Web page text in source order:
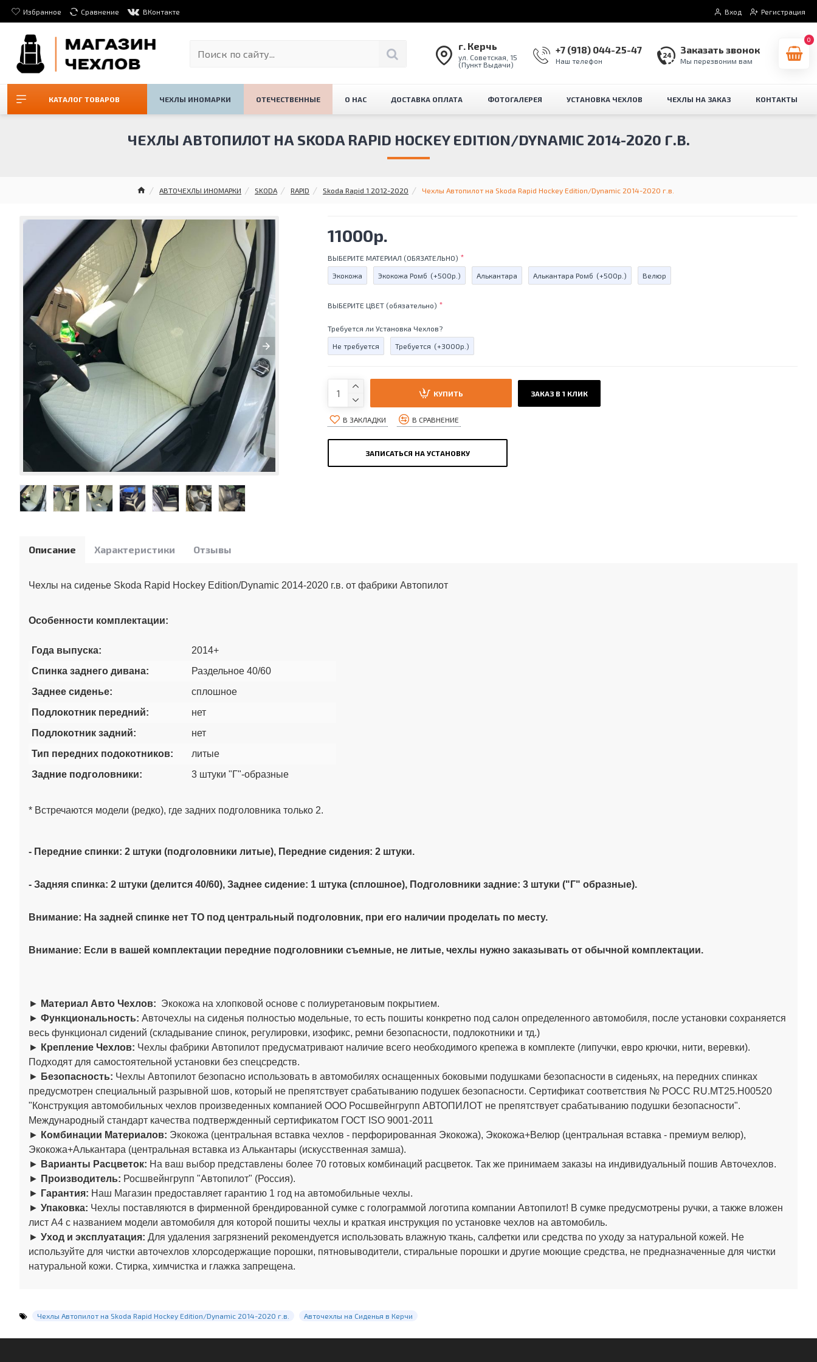
Избранное Сравнение ВКонтакте Вход Регистрация
г. Керчь
ул. Советская, 15
(Пункт Выдачи)
+7 (918) 044-25-47
Наш телефон
Заказать звонок
Мы перезвоним вам
0
КАТАЛОГ ТОВАРОВ ЧЕХЛЫ ИНОМАРКИ ОТЕЧЕСТВЕННЫЕ О НАС ДОСТАВКА ОПЛАТА ФОТОГАЛЕРЕЯ УСТАНОВКА ЧЕХЛОВ ЧЕХЛЫ НА ЗАКАЗ КОНТАКТЫ
АВТОЧЕХЛЫ ИНОМАРКИ SKODA RAPID Skoda Rapid 1 2012-2020 Чехлы Автопилот на Skoda Rapid Hockey Edition/Dynamic 2014-2020 г.в.
ЧЕХЛЫ АВТОПИЛОТ НА SKODA RAPID HOCKEY EDITION/DYNAMIC 2014-2020 Г.В.
11000р.
ВЫБЕРИТЕ МАТЕРИАЛ (ОБЯЗАТЕЛЬНО)
Экокожа Экокожа Ромб (+500р.) Алькантара Алькантара Ромб (+500р.) Велюр
ВЫБЕРИТЕ ЦВЕТ (обязательно)
Требуется ли Установка Чехлов?
Не требуется Требуется (+3000р.)
КУПИТЬ ЗАКАЗ В 1 КЛИК
В ЗАКЛАДКИ В СРАВНЕНИЕ
ЗАПИСАТЬСЯ НА УСТАНОВКУ
Описание Характеристики Отзывы
Чехлы на сиденье Skoda Rapid Hockey Edition/Dynamic 2014-2020 г.в. от фабрики Автопилот
Особенности комплектации:
Года выпуска:
2014+
Спинка заднего дивана:
Раздельное 40/60
Заднее сиденье:
сплошное
Подлокотник передний:
нет
Подлокотник задний:
нет
Тип передних подокотников:
литые
Задние подголовники:
3 штуки "Г"-образные
* Встречаются модели (редко), где задних подголовника только 2.
- Передние спинки: 2 штуки (подголовники литые), Передние сидения: 2 штуки.
- Задняя спинка: 2 штуки (делится 40/60), Заднее сидение: 1 штука (сплошное), Подголовники задние: 3 штуки ("Г" образные).
Внимание: На задней спинке нет ТО под центральный подголовник, при его наличии проделать по месту.
Внимание: Если в вашей комплектации передние подголовники съемные, не литые, чехлы нужно заказывать от обычной комплектации.
► Материал Авто Чехлов: Экокожа на хлопковой основе с полиуретановым покрытием.
► Функциональность: Авточехлы на сиденья полностью модельные, то есть пошиты конкретно под салон определенного автомобиля, после установки сохраняется
весь функционал сидений (складывание спинок, регулировки, изофикс, ремни безопасности, подлокотники и тд.)
► Крепление Чехлов: Чехлы фабрики Автопилот предусматривают наличие всего необходимого крепежа в комплекте (липучки, евро крючки, нити, веревки).
Подходят для самостоятельной установки без спецсредств.
► Безопасность: Чехлы Автопилот безопасно использовать в автомобилях оснащенных боковыми подушками безопасности в сиденьях, на передних спинках
предусмотрен специальный разрывной шов, который не препятствует срабатыванию подушек безопасности. Сертификат соответствия № РОСС RU.МТ25.Н00520
"Конструкция автомобильных чехлов произведенных компанией ООО Росшвейнгрупп АВТОПИЛОТ не препятствует срабатыванию подушки безопасности".
Международный стандарт качества подтвержденный сертификатом ГОСТ ISO 9001-2011
► Комбинации Материалов: Экокожа (центральная вставка чехлов - перфорированная Экокожа), Экокожа+Велюр (центральная вставка - премиум велюр),
Экокожа+Алькантара (центральная вставка из Алькантары (искусственная замша).
► Варианты Расцветок: На ваш выбор представлены более 70 готовых комбинаций расцветок. Так же принимаем заказы на индивидуальный пошив Авточехлов.
► Производитель: Росшвейнгрупп "Автопилот" (Россия).
► Гарантия: Наш Магазин предоставляет гарантию 1 год на автомобильные чехлы.
► Упаковка: Чехлы поставляются в фирменной брендированной сумке с голограммой логотипа компании Автопилот! В сумке предусмотрены ручки, а также вложен
лист А4 с названием модели автомобиля для которой пошиты чехлы и краткая инструкция по установке чехлов на автомобиль.
► Уход и эксплуатация: Для удаления загрязнений рекомендуется использовать влажную ткань, салфетки или средства по уходу за натуральной кожей. Не
используйте для чистки авточехлов хлорсодержащие порошки, пятновыводители, стиральные порошки и другие моющие средства, не предназначенные для чистки
натуральной кожи. Стирка, химчистка и глажка запрещена.
Чехлы Автопилот на Skoda Rapid Hockey Edition/Dynamic 2014-2020 г.в. Авточехлы на Сиденья в Керчи